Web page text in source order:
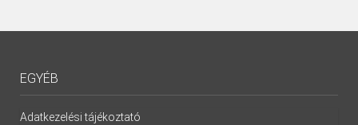
EGYÉB
Adatkezelési tájékoztató